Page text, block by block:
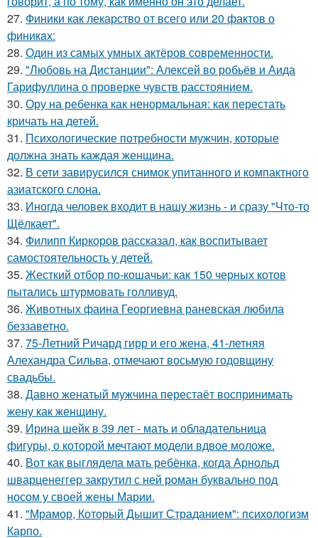
27. Финики как лекарство от всего или 20 фактов о
финикaх:
28. Один из самых умных актёров современности.
29. "Любовь на Дистанции": Алексей во робьёв и Аида
Гарифуллина о проверке чувств расстоянием.
30. Ору на ребенка как ненормальная: как перестать
кричать на детей.
31. Психологические потребности мужчин, которые
должна знать каждая женщина.
32. В сети завирусился снимок упитанного и компактного
азиатского слона.
33. Иногда человек входит в нашу жизнь - и сразу "Что-то
Щёлкает".
34. Филипп Киркоров рассказал, как воспитывает
самостоятельность у детей.
35. Жесткий отбор по-кошачьи: как 150 черных котов
пытались штурмовать голливуд.
36. Животных фаина Георгиевна раневская любила
беззаветно.
37. 75-Летний Ричард гирр и его жена, 41-летняя
Алехандра Сильва, отмечают восьмую годовщину
свадьбы.
38. Давно женатый мужчина перестаёт воспринимать
жену как женщину.
39. Ирина шейк в 39 лет - мать и обладательница
фигуры, о которой мечтают модели вдвое моложе.
40. Вот как выглядела мать ребёнка, когда Арнольд
шварценеггер закрутил с ней роман буквально под
носом у своей жены Марии.
41. "Мрамор, Который Дышит Страданием": психологизм
Карпо.